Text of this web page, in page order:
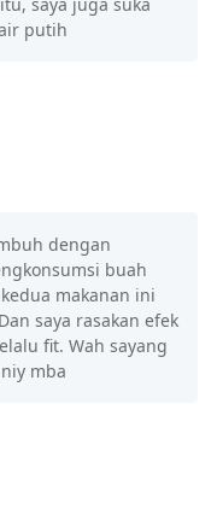
putih
dengan
buah
makanan ini
saya rasakan efek
fit. Wah sayang
mba